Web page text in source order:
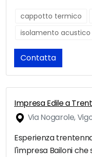
cappotto termico
isolamento acustico
Contatta
Impresa Edile a
Via Nogarole,
Esperienza
l'impresa Bailoni